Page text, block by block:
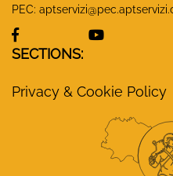
PEC:
visit Monasteri Emilia-
visit
SECTIONS:
Privacy & Cookie Policy